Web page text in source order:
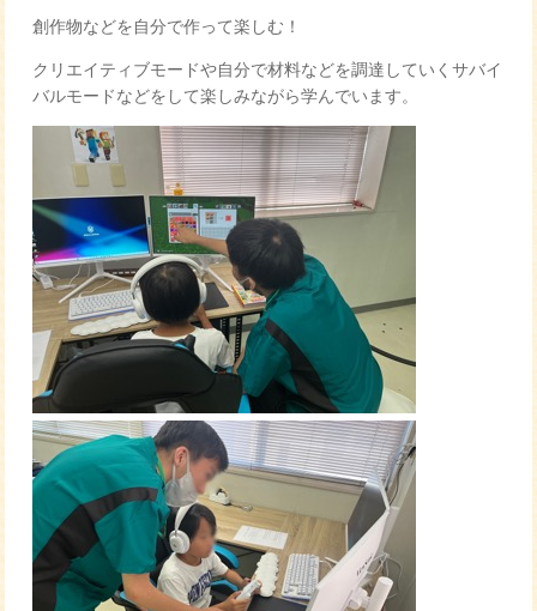
創作物などを自分で作って楽しむ！
クリエイティブモードや自分で材料などを調達していくサバイ
バルモードなどをして楽しみながら学んでいます。